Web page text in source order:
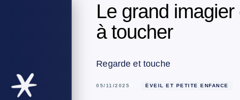
Le grand
à toucher
Regarde et touche
05/11/2025 ÉVEIL ET PETITE ENFANCE